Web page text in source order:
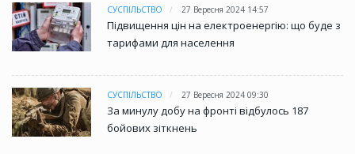
СУСПІЛЬСТВО 27 Вересня 2024 14:57
Підвищення цін на електроенергію: що буде з
тарифами для населення
СУСПІЛЬСТВО 27 Вересня 2024 09:30
За минулу добу на фронті відбулось 187
бойових зіткнень